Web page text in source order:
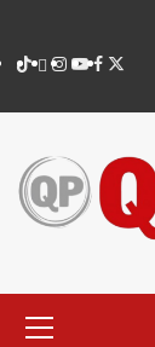
contenido
TikTok
threads
Instagram
Youtube
Facebook
X
principal